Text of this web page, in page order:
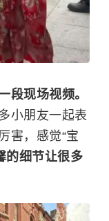
段现场视频。
小朋友一起表
害，感觉“宝
的细节让很多